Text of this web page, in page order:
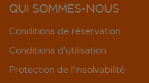
QUI SOMMES-NOUS
Conditions de réservation
Conditions d’utilisation
Protection de l'insolvabilité